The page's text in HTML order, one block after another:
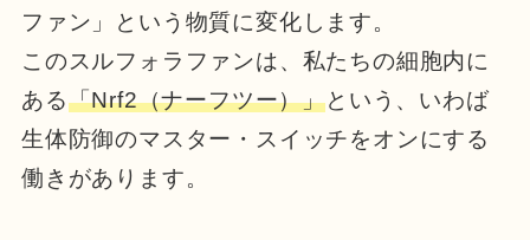
ファン」という物質に変化します。
このスルフォラファンは、私たちの細胞内に
ある「Nrf2（ナーフツー）」という、いわば
生体防御のマスター・スイッチをオンにする
働きがあります。